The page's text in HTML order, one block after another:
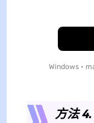
Windows •
方法